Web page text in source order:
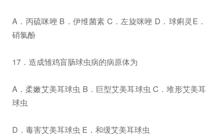
A．丙硫咪唑 B．伊维菌素 C．左旋咪唑 D．球痢灵E．
硝氯酚
17．造成雏鸡盲肠球虫病的病原体为
A．柔嫩艾美耳球虫 B．巨型艾美耳球虫 C．堆形艾美耳
球虫
D．毒害艾美耳球虫 E．和缓艾美耳球虫